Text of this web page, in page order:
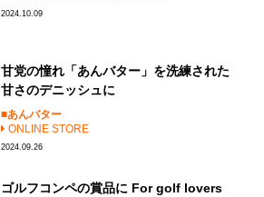
2024.10.09
甘党の憧れ「あんバター」を洗練された
甘さのデニッシュに
あんバター
ONLINE STORE
2024.09.26
ゴルフコンペの賞品に For golf lovers